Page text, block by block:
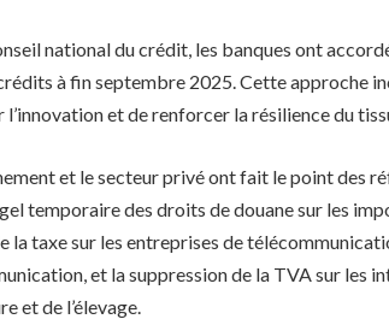
national du crédit, les banques ont
à fin septembre 2025. Cette approche
l’innovation et de renforcer la résilience du
et le secteur privé ont fait le point des
temporaire des droits de douane sur les
la taxe sur les entreprises de
et la suppression de la TVA sur les
et de l’élevage.